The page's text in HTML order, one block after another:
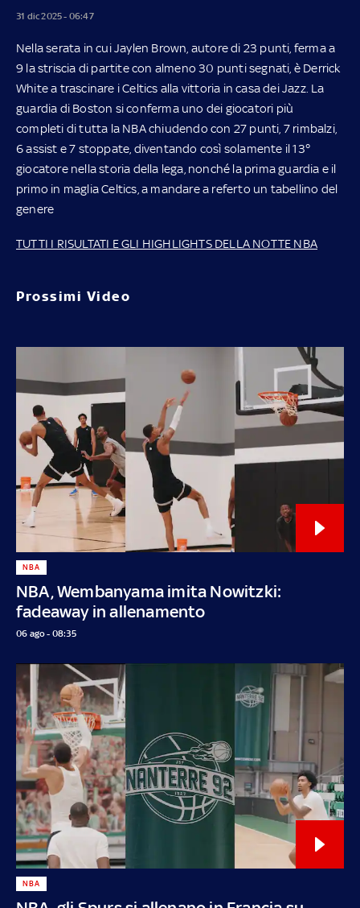
31 dic 2025 - 06:47
Nella serata in cui Jaylen Brown, autore di 23 punti, ferma a
9 la striscia di partite con almeno 30 punti segnati, è Derrick
White a trascinare i Celtics alla vittoria in casa dei Jazz. La
guardia di Boston si conferma uno dei giocatori più
completi di tutta la NBA chiudendo con 27 punti, 7 rimbalzi,
6 assist e 7 stoppate, diventando così solamente il 13°
giocatore nella storia della lega, nonché la prima guardia e il
primo in maglia Celtics, a mandare a referto un tabellino del
genere
TUTTI I RISULTATI E GLI HIGHLIGHTS DELLA NOTTE NBA
Prossimi Video
NBA, Wembanyama imita Nowitzki:
fadeaway in allenamento
NBA
06 ago - 08:35
NBA